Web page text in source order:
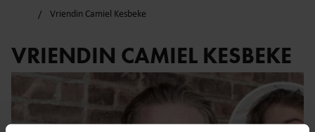
Vriendin Camiel Kesbeke
VRIENDIN CAMIEL KESBEKE